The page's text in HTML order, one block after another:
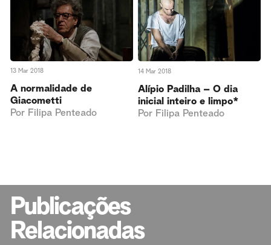
13 Mar 2018
A normalidade de
Giacometti
Por Filipa Penteado
14 Mar 2018
Alípio Padilha – O dia
inicial inteiro e limpo*
Por Filipa Penteado
Publicações
Relacionadas